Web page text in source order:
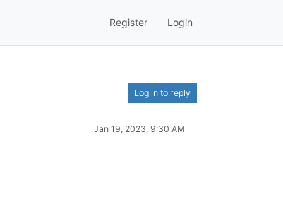
Register Login
Log in to reply
Jan 19, 2023, 9:30 AM